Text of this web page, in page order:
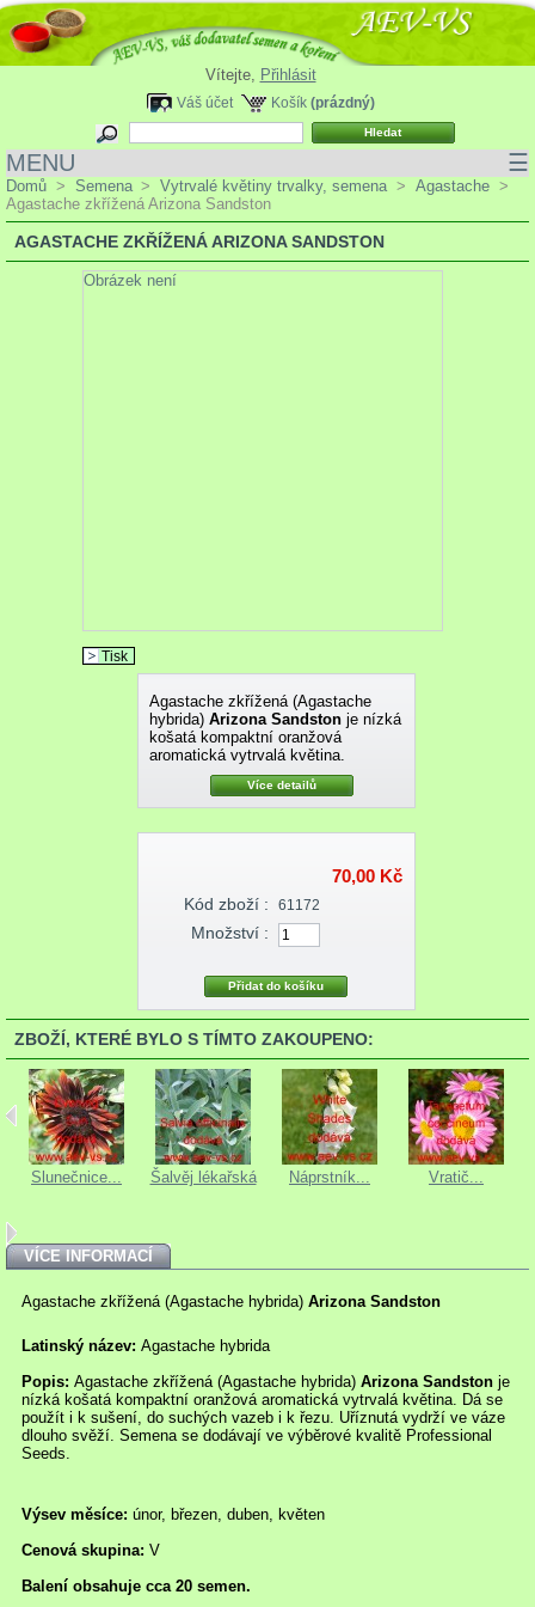
Vítejte, Přihlásit
Košík (prázdný)
Váš účet
MENU ☰
Domů > Semena > Vytrvalé květiny trvalky, semena > Agastache >
Agastache zkřížená Arizona Sandston
AGASTACHE ZKŘÍŽENÁ ARIZONA SANDSTON
Obrázek není
Tisk
Agastache zkřížená (Agastache
hybrida)Arizona Sandstonje nízká
košatá kompaktní oranžová
aromatická vytrvalá květina.
Více detailů
70,00 Kč
Kód zboží : 61172
Množství :
ZBOŽÍ, KTERÉ BYLO S TÍMTO ZAKOUPENO:
Slunečnice... Šalvěj lékařská Náprstník... Vratič...
VÍCE INFORMACÍ
Agastache zkřížená (Agastache hybrida) Arizona Sandston
Latinský název: Agastache hybrida
Popis: Agastache zkřížená (Agastache hybrida) Arizona Sandston je
nízká košatá kompaktní oranžová aromatická vytrvalá květina. Dá se
použít i k sušení, do suchých vazeb i k řezu. Uříznutá vydrží ve váze
dlouho svěží. Semena se dodávají ve výběrové kvalitě Professional
Seeds.
Výsev měsíce: únor, březen, duben, květen
Cenová skupina: V
Balení obsahuje cca 20 semen.